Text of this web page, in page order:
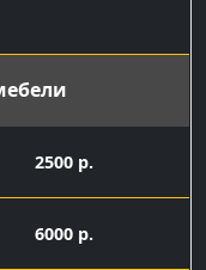
2500 р.
6000 р.